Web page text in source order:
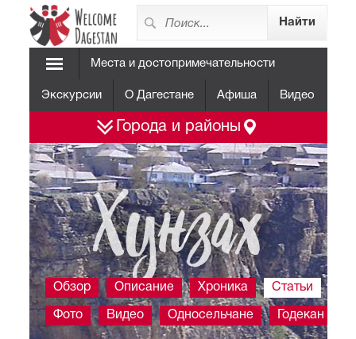
Места и достопримечательности
Экскурсии О Дагестане Афиша Видео
Города и районы
Хунзах
Обзор Описание Хроника Статьи
Фото Видео Односельчане Годекан